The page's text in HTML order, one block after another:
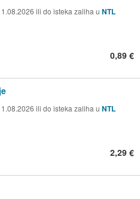
ili do isteka zaliha u NTL
0,89 €
ili do isteka zaliha u NTL
2,29 €